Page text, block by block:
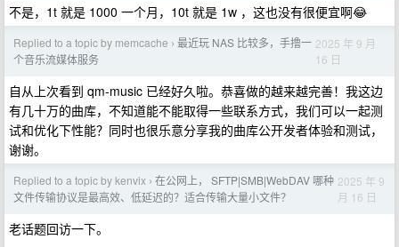
不是，1t 就是 1000 一个月，10t 就是 1w ，这也没有很便宜啊😂
Replied to a topic by memcache › 最近玩 NAS 比较多，手撸一
个音乐流媒体服务
2025 年 9 月
16 日
自从上次看到 qm-music 已经好久啦。恭喜做的越来越完善！我这边
有几十万的曲库，不知道能不能取得一些联系方式，我们可以一起测
试和优化下性能？同时也很乐意分享我的曲库公开发者体验和测试，
谢谢。
Replied to a topic by kenvix › 在公网上， SFTP|SMB|WebDAV 哪种
文件传输协议是最高效、低延迟的？适合传输大量小文件？
2025 年 9
月 16 日
老话题回访一下。